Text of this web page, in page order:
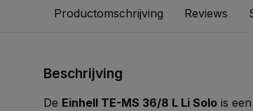
Productomschrijving Reviews
Beschrijving
De Einhell TE-MS 36/8 L Li Solo is